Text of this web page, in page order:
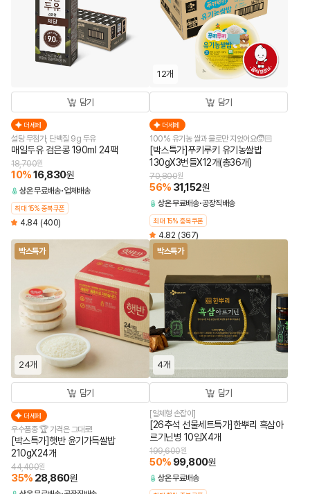
담기
더세페
설탕 무첨가, 단백질 9g 두유
매일두유 검은콩 190ml 24팩
18,700원
10%16,830원
상온무료배송 업체배송
최대 15% 중복쿠폰
4.84 (400)
12개
담기
더세페
100% 유기농 쌀과 물로만 지었어요🧒🏻
[박스특가]푸키루키 유기농쌀밥
130gX3번들X12개(총36개)
70,800원
56% 31,152원
상온무료배송 공장직배송
최대 15% 중복쿠폰
4.82 (367)
박스특가
24개
담기
더세페
우수품종 🏆 가격은 그대로!
[박스특가]햇반 윤기가득쌀밥
210gX24개
44,400원
35% 28,860원
박스특가
4개
담기
[일체형 손잡이]
[26추석 선물세트특가]한뿌리 흑삼아
르기닌병 10입X4개
199,600원
50% 99,800원
상온무료배송